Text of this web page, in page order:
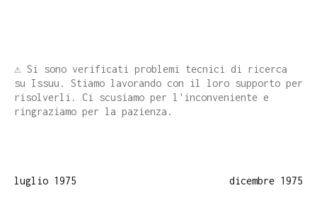
⚠️ Si sono verificati problemi tecnici di ricerca
su Issuu. Stiamo lavorando con il loro supporto per
risolverli. Ci scusiamo per l'inconveniente e
ringraziamo per la pazienza.
luglio 1975 dicembre 1975